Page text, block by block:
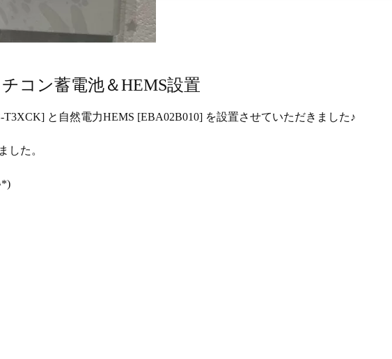
コン蓄電池＆HEMS設置
T3XCK] と自然電力HEMS [EBA02B010] を設置させていただきました♪
した。